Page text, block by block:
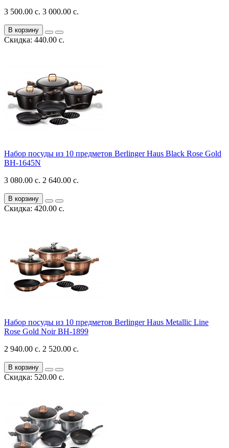
3 500.00 с. 3 000.00 с.
В корзину
Скидка: 440.00 с.
Набор посуды из 10 предметов Berlinger Haus Black Rose Gold
BH-1645N
3 080.00 с. 2 640.00 с.
В корзину
Скидка: 420.00 с.
Набор посуды из 10 предметов Berlinger Haus Metallic Line
Rose Gold Noir BH-1899
2 940.00 с. 2 520.00 с.
В корзину
Скидка: 520.00 с.